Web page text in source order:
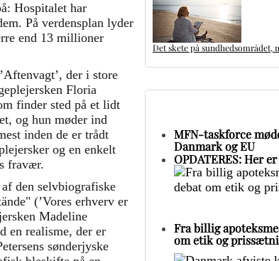
Hospitalet har
På verdensplan lyder
end 13 millioner
der i store
Floria
finder sted på et lidt
og hun møder ind
inden de er trådt
og en enkelt
fravær.
den selvbiografiske
(’Vores erhverv er
Madeline
en realisme, der er
sønderjyske
Det skete på sundhedsområdet,
MFN-taskforce
Danmark og EU
OPDATERES: Her
Fra billig
om etik og